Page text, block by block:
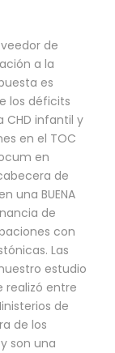
de
a la
es
los déficits
CHD infantil y
en el TOC
en
de
una BUENA
de
con
Las
estudio
realizó entre
de
de los
son una